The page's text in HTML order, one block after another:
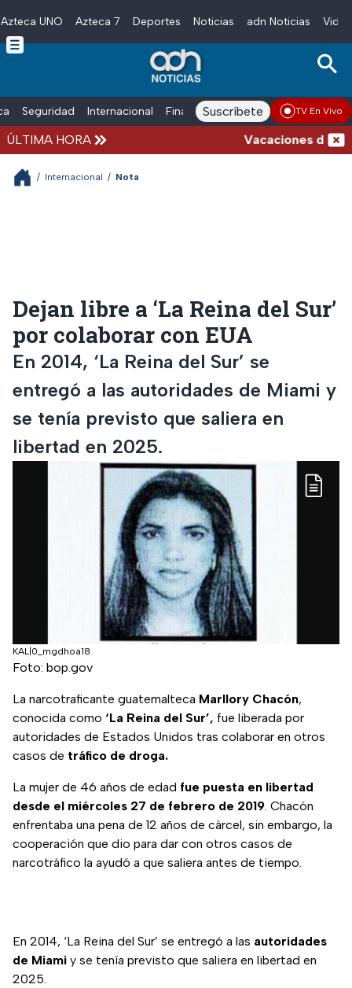
Skip to main content
Azteca UNO Azteca 7 Deportes Noticias adn Noticias
Seguridad Internacional Finanzas adn Noticias Radio
Suscríbete TV En Vivo
ÚLTIMA HORA Vacaciones de
/ Internacional / Nota
Dejan libre a ‘La Reina del Sur’
por colaborar con EUA
En 2014, ‘La Reina del Sur’ se
entregó a las autoridades de Miami y
se tenía previsto que saliera en
libertad en 2025.
KAL|0_mgdhoa18
Foto: bop.gov
La narcotraficante guatemalteca Marllory Chacón,
conocida como ‘La Reina del Sur’, fue liberada por
autoridades de Estados Unidos tras colaborar en otros
casos de tráfico de droga.
La mujer de 46 años de edad fue puesta en libertad
desde el miércoles 27 de febrero de 2019. Chacón
enfrentaba una pena de 12 años de cárcel, sin embargo, la
cooperación que dio para dar con otros casos de
narcotráfico la ayudó a que saliera antes de tiempo.
En 2014, ‘La Reina del Sur’ se entregó a las autoridades
de Miami y se tenía previsto que saliera en libertad en
2025.